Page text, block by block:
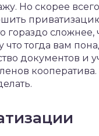
Но скорее
гораздо сложнее,
тогда вам
документов и
кооператива.